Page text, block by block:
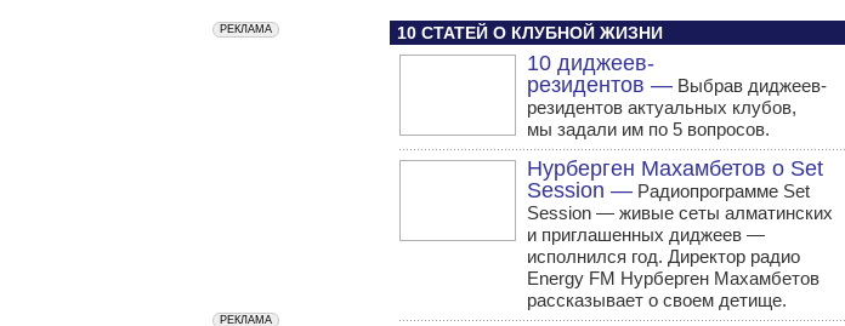
10 СТАТЕЙ О КЛУБНОЙ ЖИЗНИ
10 диджеев-
резидентов —Выбрав диджеев-
резидентов актуальных клубов,
мы задали им по 5 вопросов.
Нурберген Махамбетов о Set
Session —Радиопрограмме Set
Session — живые сеты алматинских
и приглашенных диджеев —
исполнился год. Директор радио
Energy FM Нурберген Махамбетов
рассказывает о своем детище.